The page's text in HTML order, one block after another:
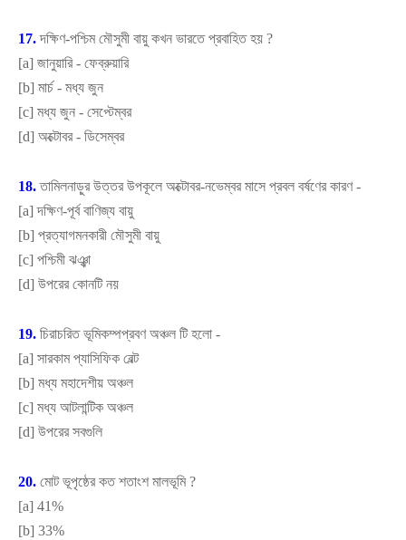
17.দক্ষিণ-পশ্চিম মৌসুমী বায়ু কখন ভারতে প্রবাহিত হয় ?
[a] জানুয়ারি - ফেব্রুয়ারি
[b] মার্চ - মধ্য জুন
[c] মধ্য জুন - সেপ্টেম্বর
[d] অক্টোবর - ডিসেম্বর
18.তামিলনাড়ুর উত্তর উপকূলে অক্টোবর-নভেম্বর মাসে প্রবল বর্ষণের কারণ -
[a]দক্ষিণ-পূর্ব বাণিজ্য বায়ু
[b] প্রত্যাগমনকারী মৌসুমী বায়ু
[c] পশ্চিমী ঝঞ্ঝা
[d] উপরের কোনটি নয়
19. চিরাচরিত ভূমিকম্পপ্রবণ অঞ্চল টি হলো -
[a] সারকাম প্যাসিফিক বেল্ট
[b] মধ্য মহাদেশীয় অঞ্চল
[c] মধ্য আটলান্টিক অঞ্চল
[d] উপরের সবগুলি
20. মোট ভূপৃষ্ঠের কত শতাংশ মালভূমি?
[a] 41%
[b] 33%